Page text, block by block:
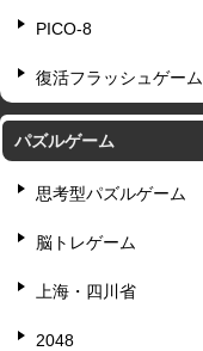
PICO-8
復活フラッシュゲーム
パズルゲーム
思考型パズルゲーム
脳トレゲーム
上海・四川省
2048